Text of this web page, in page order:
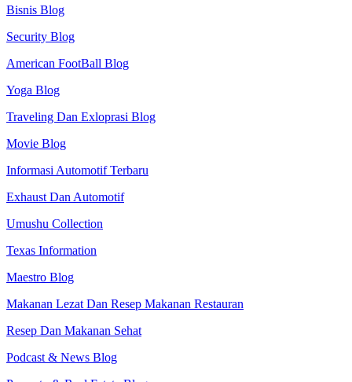
Bisnis Blog
Security Blog
American FootBall Blog
Yoga Blog
Traveling Dan Exloprasi Blog
Movie Blog
Informasi Automotif Terbaru
Exhaust Dan Automotif
Umushu Collection
Texas Information
Maestro Blog
Makanan Lezat Dan Resep Makanan Restauran
Resep Dan Makanan Sehat
Podcast & News Blog